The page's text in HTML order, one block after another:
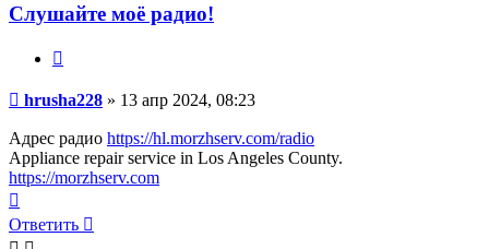
Слушайте моё радио!
Сообщение
hrusha228 » 13 апр 2024, 08:23
Адрес радио https://hl.morzhserv.com/radio
Appliance repair service in Los Angeles County.
https://morzhserv.com
к
началу
Ответить